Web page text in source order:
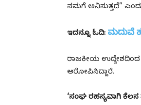
ನಮಗೆ ಅನಿಸುತ್ತದೆ”
ಇದನ್ನೂ ಓದಿ: ಮದುವೆ
ರಾಜಕೀಯ
ಆರೋಪಿಸಿದ್ದಾರೆ.
‘ಸಂಘ ರಹಸ್ಯವಾಗಿ ಕೆಲಸ